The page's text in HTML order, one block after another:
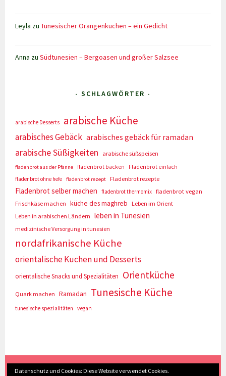
Leyla zuTunesischer Orangenkuchen – ein Gedicht
Anna zuSüdtunesien – Bergoasen und großer Salzsee
- SCHLAGWÖRTER -
arabische Desserts arabische Küche
arabisches Gebäck arabisches gebäck für ramadan
arabische Süßigkeiten arabische süßspeisen
fladenbrot aus der Pfanne fladenbrot backen
Fladenbrot einfach
fladenbrot ohne hefe
fladenbrot rezept Fladenbrot rezepte
Fladenbrot selber machen fladenbrot thermomix fladenbrot vegan
Frischkäse machen
küche des maghreb
Leben im Orient
Leben in arabischen Ländern
leben in Tunesien
medizinische Versorgung in tunesien
nordafrikanische Küche
orientalische Kuchen und Desserts
orientalische Snacks und Spezialitäten Orientküche
Quark machen Ramadan Tunesische Küche
tunesische spezialitäten vegan
(c) Eva Seyberth|Home|Impressum/Datenschutz
Datenschutz und Cookies: Diese Website verwendet Cookies.